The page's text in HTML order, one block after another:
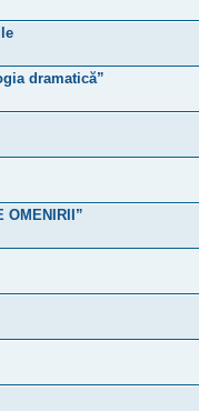
dramatică”